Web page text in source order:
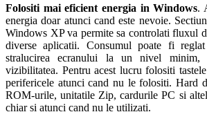
Folositi mai eficient energia in Windows.
energia doar atunci cand este nevoie.
Windows XP va permite sa controlati fluxul
diverse aplicatii. Consumul poate fi
stralucirea ecranului la un nivel minim,
vizibilitatea. Pentru acest lucru folositi
perifericele atunci cand nu le folositi. Hard
ROM-urile, unitatile Zip, cardurile PC si
chiar si atunci cand nu le utilizati.